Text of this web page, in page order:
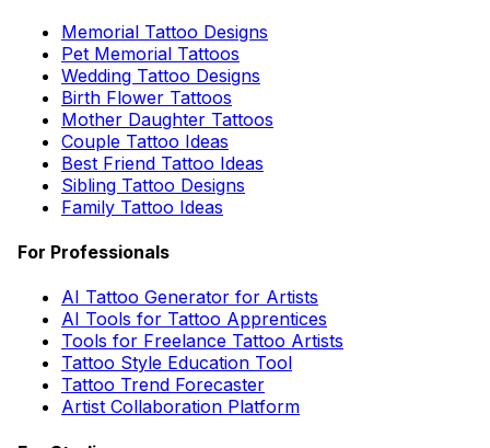
Memorial Tattoo Designs
Pet Memorial Tattoos
Wedding Tattoo Designs
Birth Flower Tattoos
Mother Daughter Tattoos
Couple Tattoo Ideas
Best Friend Tattoo Ideas
Sibling Tattoo Designs
Family Tattoo Ideas
For Professionals
AI Tattoo Generator for Artists
AI Tools for Tattoo Apprentices
Tools for Freelance Tattoo Artists
Tattoo Style Education Tool
Tattoo Trend Forecaster
Artist Collaboration Platform